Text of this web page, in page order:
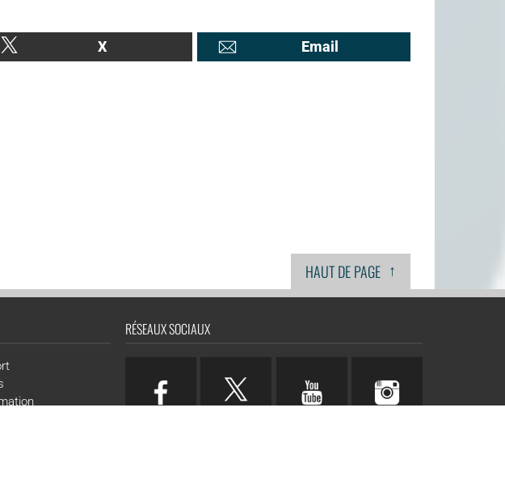
X Email
HAUT DE PAGE ↑
RÉSEAUX SOCIAUX